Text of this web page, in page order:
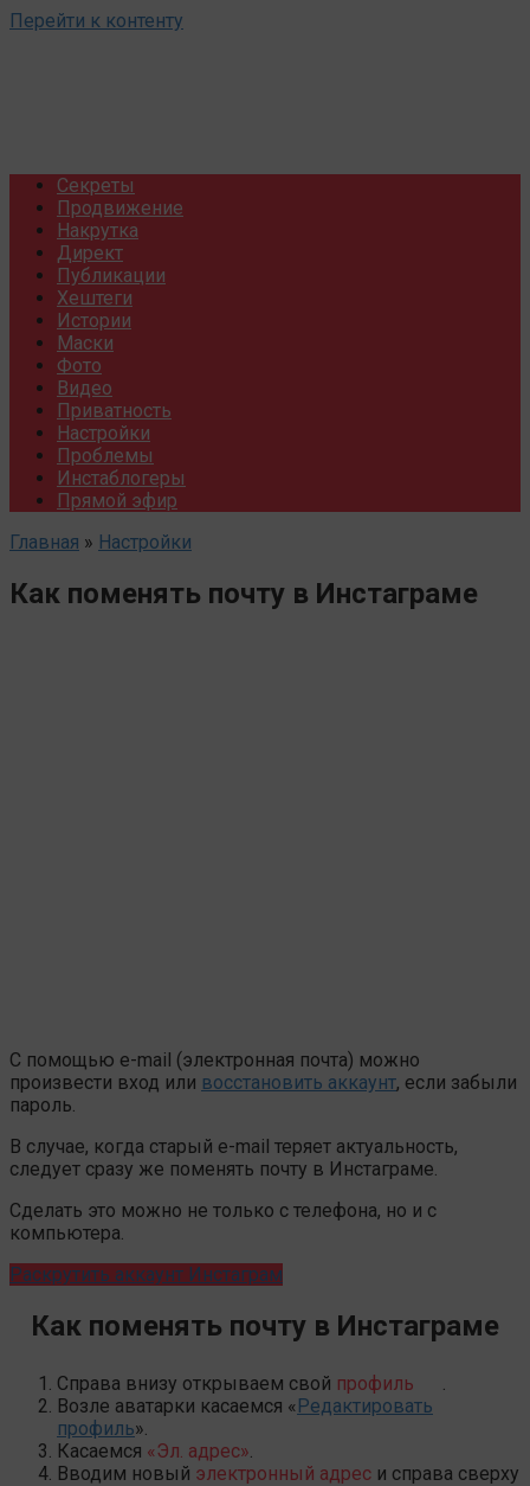
Перейти к контенту
Секреты
Продвижение
Накрутка
Директ
Публикации
Хештеги
Истории
Маски
Фото
Видео
Приватность
Настройки
Проблемы
Инстаблогеры
Прямой эфир
Главная » Настройки
Как поменять почту в Инстаграме
С помощью e-mail (электронная почта) можно
произвести вход или восстановить аккаунт, если забыли
пароль.
В случае, когда старый e-mail теряет актуальность,
следует сразу же поменять почту в Инстаграме.
Сделать это можно не только с телефона, но и с
компьютера.
Раскрутить аккаунт Инстаграм
Как поменять почту в Инстаграме
Справа внизу открываем свой профиль
Возле аватарки касаемся «Редактировать
профиль».
Касаемся «Эл. адрес»
Вводим новый электронный адрес и справа сверху